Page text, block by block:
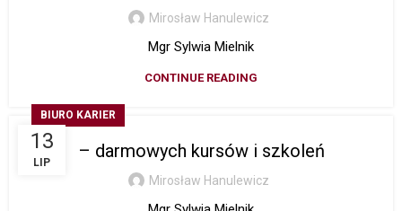
Mirosław Hanulewicz
Mgr Sylwia Mielnik
CONTINUE READING
13
LIP
BIURO KARIER
– darmowych kursów i szkoleń
Mirosław Hanulewicz